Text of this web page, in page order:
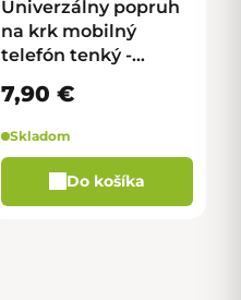
Univerzálny popruh
na krk mobilný
telefón tenký -
7,90 €
Skladom
Do košíka